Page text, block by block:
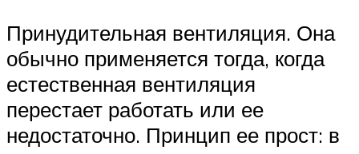
Принудительная вентиляция. Она
обычно применяется тогда, когда
естественная вентиляция
перестает работать или ее
недостаточно. Принцип ее прост: в